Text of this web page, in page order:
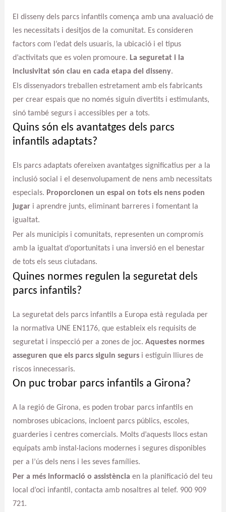
El disseny dels parcs infantils comença amb una avaluació de
les necessitats i desitjos de la comunitat. Es consideren
factors com l’edat dels usuaris, la ubicació i el tipus
d’activitats que es volen promoure. La seguretat i la
inclusivitat són clau en cada etapa del disseny.
Els dissenyadors treballen estretament amb els fabricants
per crear espais que no només siguin divertits i estimulants,
sinó també segurs i accessibles per a tots.
Quins són els avantatges dels parcs
infantils adaptats?
Els parcs adaptats ofereixen avantatges significatius per a la
inclusió social i el desenvolupament de nens amb necessitats
especials. Proporcionen un espai on tots els nens poden
jugari aprendre junts, eliminant barreres i fomentant la
igualtat.
Per als municipis i comunitats, representen un compromís
amb la igualtat d’oportunitats i una inversió en el benestar
de tots els seus ciutadans.
Quines normes regulen la seguretat dels
parcs infantils?
La seguretat dels parcs infantils a Europa està regulada per
la normativa UNE EN1176, que estableix els requisits de
seguretat i inspecció per a zones de joc. Aquestes normes
asseguren que els parcs siguin segursi estiguin lliures de
riscos innecessaris.
On puc trobar parcs infantils a Girona?
A la regió de Girona, es poden trobar parcs infantils en
nombroses ubicacions, incloent parcs públics, escoles,
guarderies i centres comercials. Molts d’aquests llocs estan
equipats amb instal·lacions modernes i segures disponibles
per a l’ús dels nens i les seves famílies.
Per a més informació o assistència en la planificació del teu
local d’oci infantil, contacta amb nosaltres al telef. 900 909
721.